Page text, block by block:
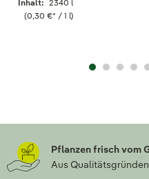
Inhalt: 2340 l
(0,30 €* / 1 l)
Pflanzen frisch vom
Aus